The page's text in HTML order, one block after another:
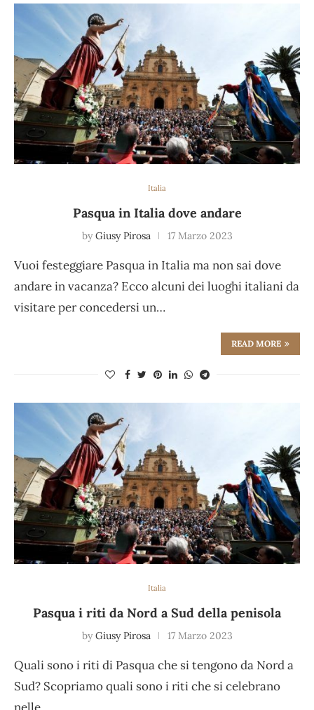
Italia
Pasqua in Italia dove andare
by Giusy Pirosa 17 Marzo 2023
Vuoi festeggiare Pasqua in Italia ma non sai dove
andare in vacanza? Ecco alcuni dei luoghi italiani da
visitare per concedersi un…
READ MORE
Italia
Pasqua i riti da Nord a Sud della penisola
by Giusy Pirosa 17 Marzo 2023
Quali sono i riti di Pasqua che si tengono da Nord a
Sud? Scopriamo quali sono i riti che si celebrano